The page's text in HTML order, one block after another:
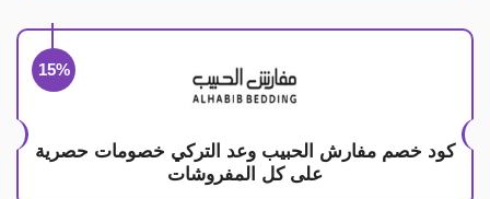
15%
كود خصم مفارش الحبيب وعد التركي خصومات حصرية
على كل المفروشات